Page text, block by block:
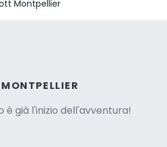
Montpellier
è già l'inizio dell'avventura!